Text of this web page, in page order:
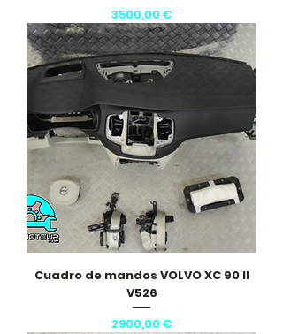
Precio
3500,00 €
Cuadro de mandos VOLVO XC 90 II
V526
Precio
2900,00 €